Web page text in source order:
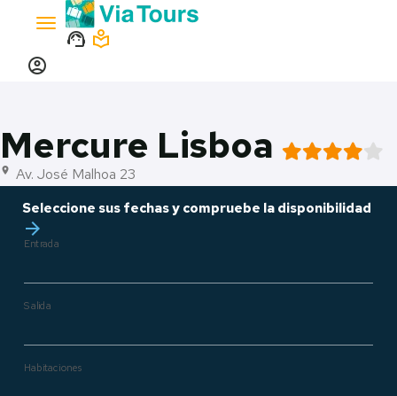
Toggle
navigation
support_agent local_library
account_circle
Mercure Lisboa
location_on Av. José Malhoa 23
Seleccione sus fechas y compruebe la disponibilidad
arrow_forward
Entrada
Salida
Habitaciones